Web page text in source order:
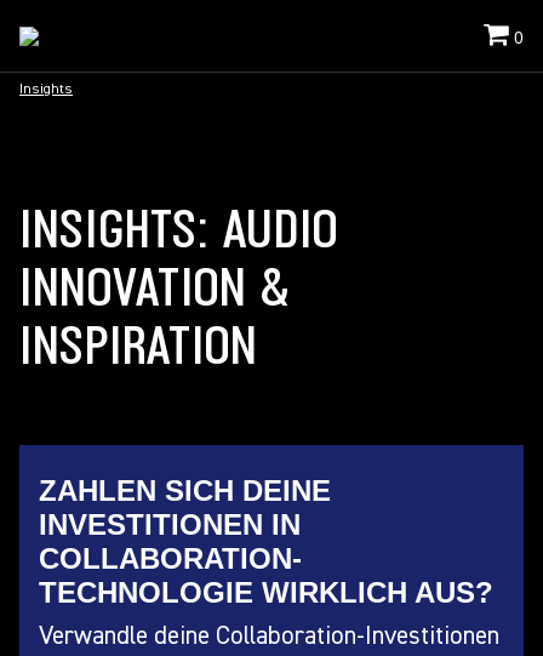
0
Insights
INSIGHTS: AUDIO
INNOVATION &
INSPIRATION
ZAHLEN SICH DEINE
INVESTITIONEN IN
COLLABORATION-
TECHNOLOGIE WIRKLICH AUS?
Verwandle deine Collaboration-Investitionen